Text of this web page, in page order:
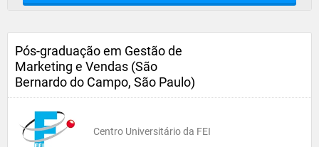
Pós-graduação em Gestão de
Marketing e Vendas (São
Bernardo do Campo, São Paulo)
Centro Universitário da FEI